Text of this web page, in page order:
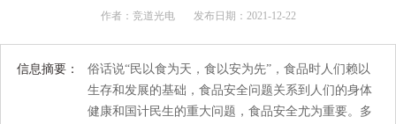
作者： 竞道光电 发布日期：2021-12-22
信息摘要：
俗话说“民以食为天，食以安为先”，食品时人们赖以
生存和发展的基础，食品安全问题关系到人们的身体
健康和国计民生的重大问题，食品安全尤为重要。多